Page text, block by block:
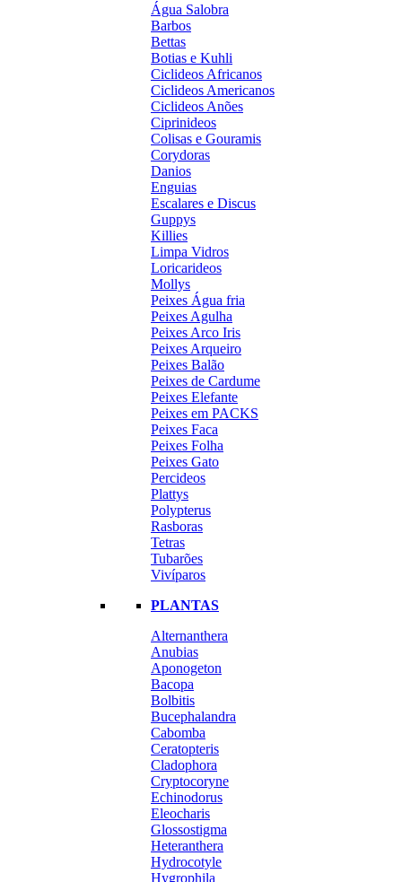
Água Salobra
Barbos
Bettas
Botias e Kuhli
Ciclideos Africanos
Ciclideos Americanos
Ciclideos Anões
Ciprinideos
Colisas e Gouramis
Corydoras
Danios
Enguias
Escalares e Discus
Guppys
Killies
Limpa Vidros
Loricarideos
Mollys
Peixes Água fria
Peixes Agulha
Peixes Arco Iris
Peixes Arqueiro
Peixes Balão
Peixes de Cardume
Peixes Elefante
Peixes em PACKS
Peixes Faca
Peixes Folha
Peixes Gato
Percideos
Plattys
Polypterus
Rasboras
Tetras
Tubarões
Vivíparos
PLANTAS
Alternanthera
Anubias
Aponogeton
Bacopa
Bolbitis
Bucephalandra
Cabomba
Ceratopteris
Cladophora
Cryptocoryne
Echinodorus
Eleocharis
Glossostigma
Heteranthera
Hydrocotyle
Hygrophila